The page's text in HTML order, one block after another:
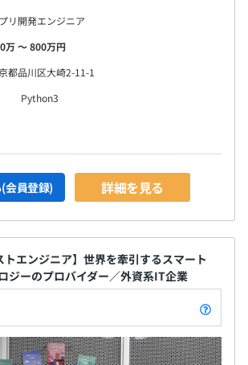
リ開発エンジニア
万 〜 800万円
都品川区大崎2-11-1
Python3
会員登録) 詳細を見る
トエンジニア】世界を牽引するスマート
ジーのプロバイダー／外資系IT企業